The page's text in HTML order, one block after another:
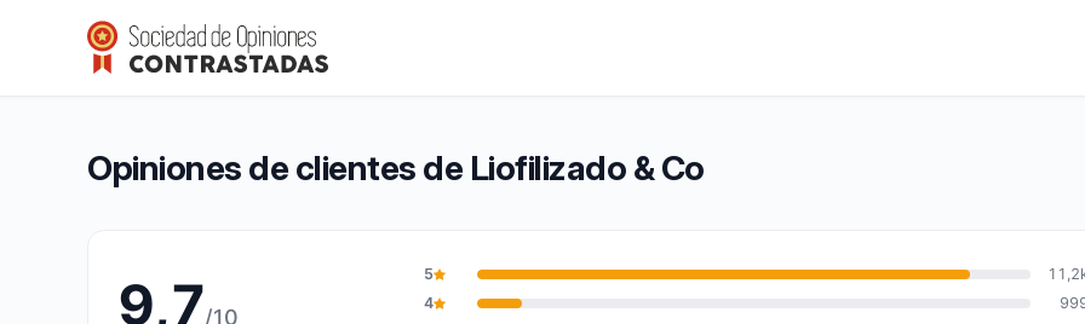
Liofilizado & Co
Calificación global: 9,7 de 10
9,7/10(12 643 opiniones)
Opiniones de clientes de Liofilizado & Co
9,7/10
5
4